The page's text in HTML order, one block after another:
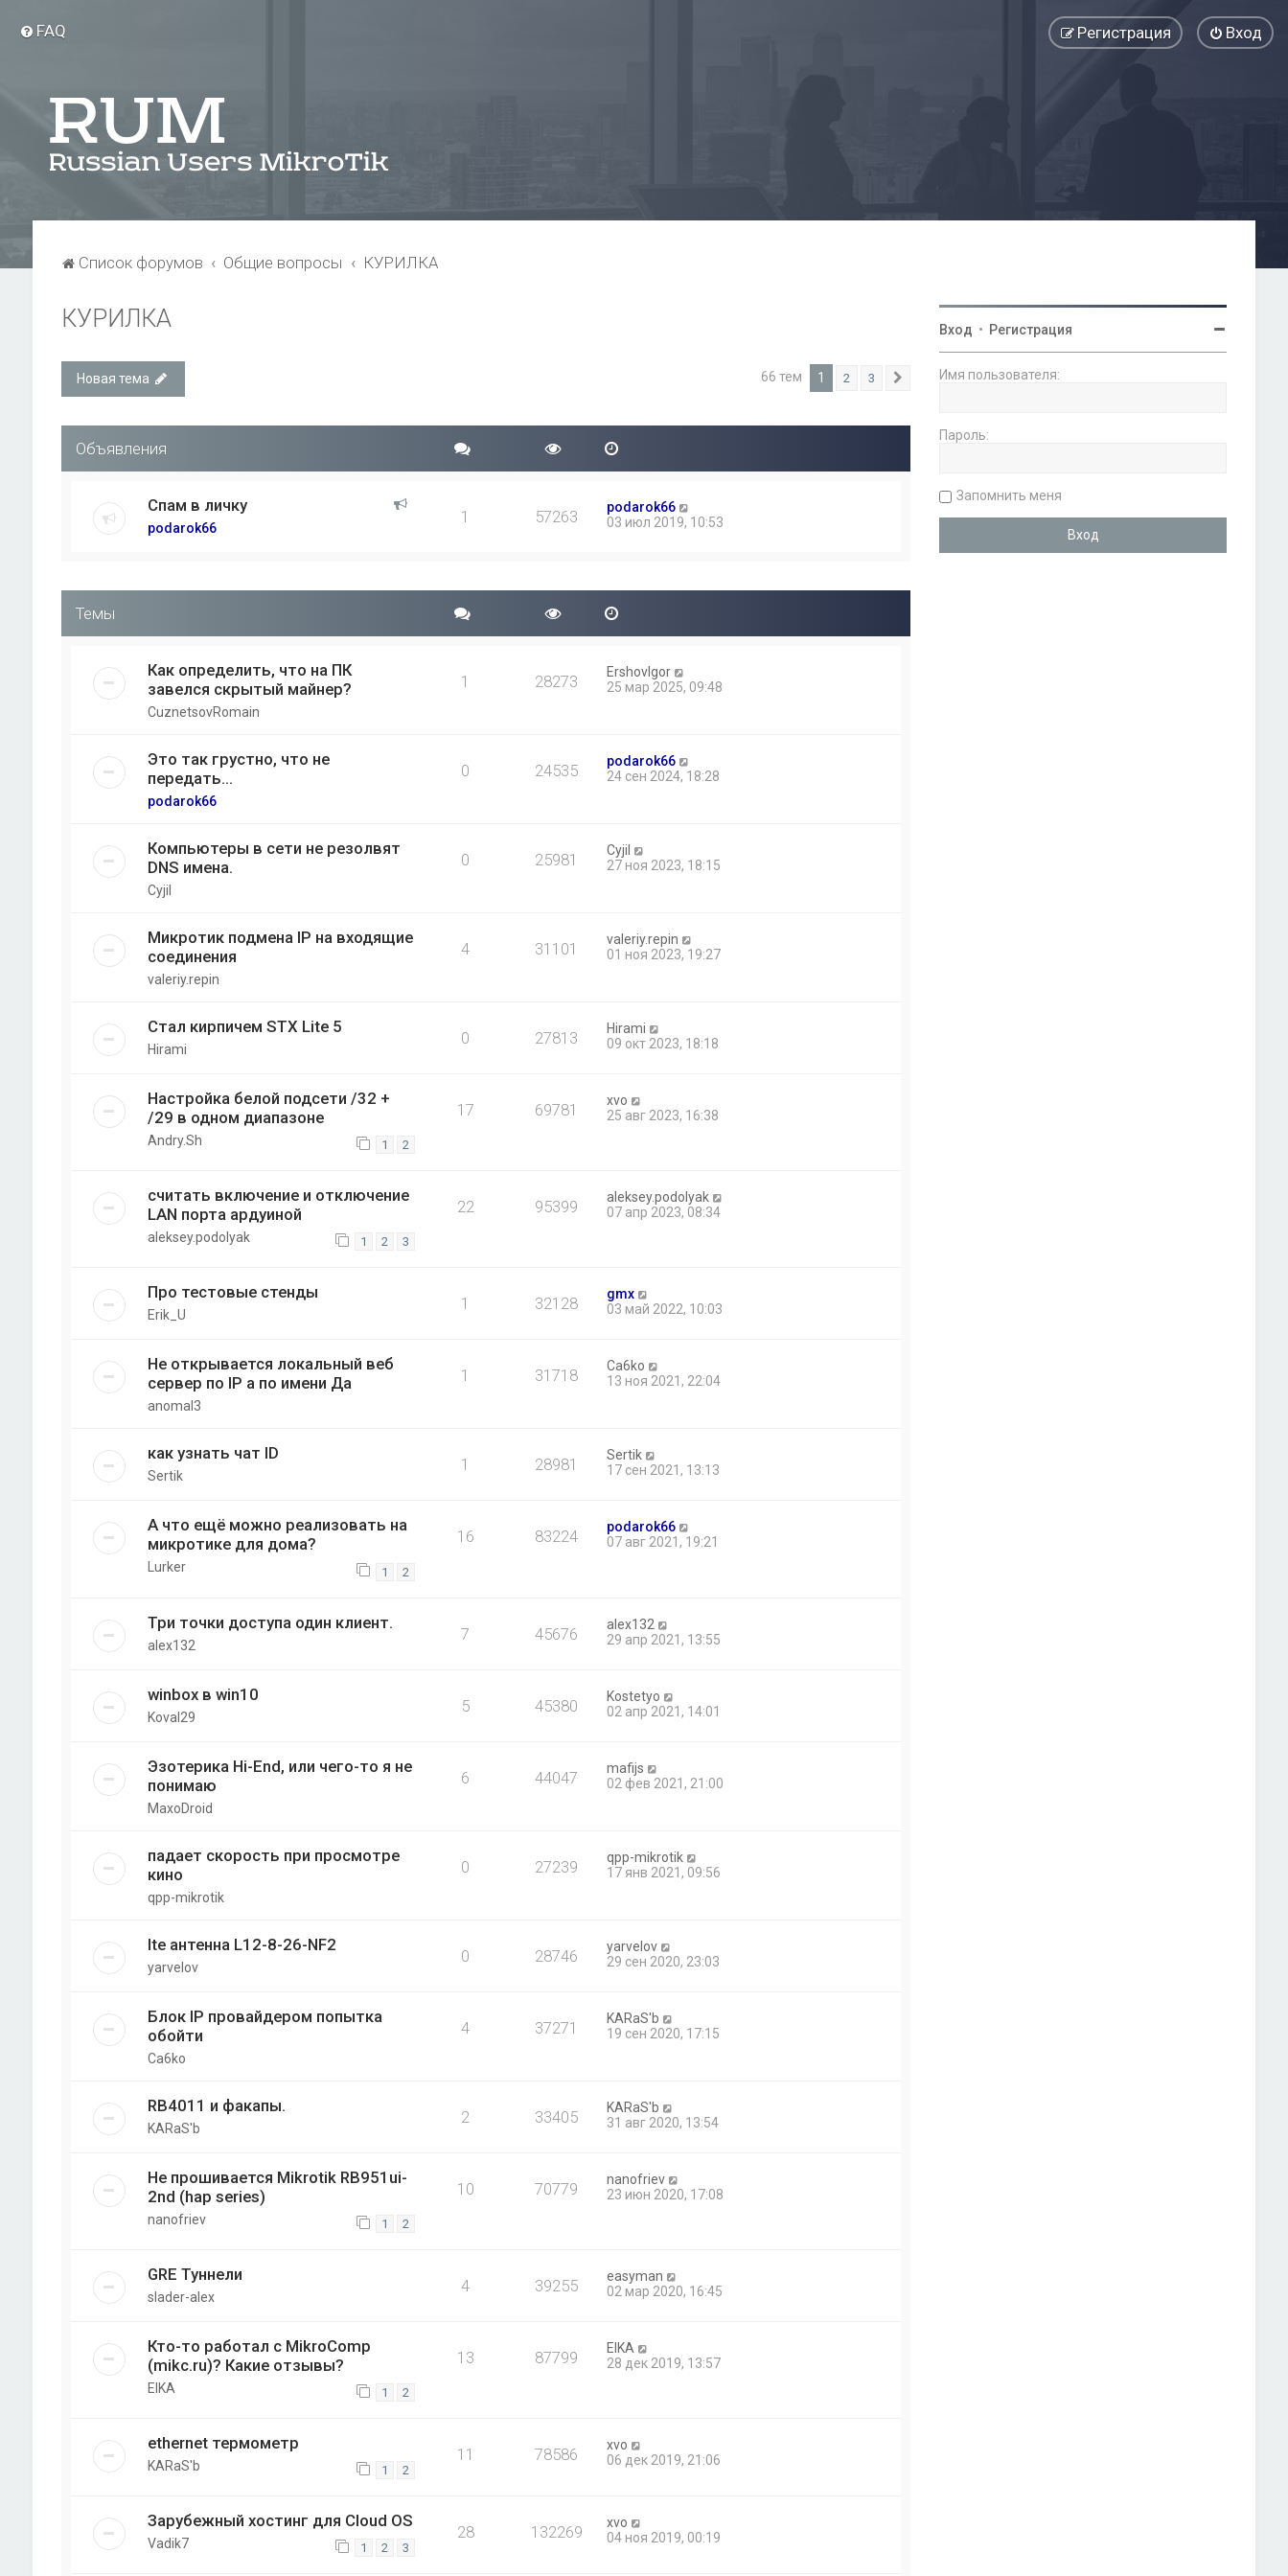
FAQ Вход
Регистрация
Список форумов Общие вопросы КУРИЛКА
КУРИЛКА
Новая тема 66 тем 1 2 3 След.
Объявления
Спам в личку
podarok66
1 57263
podarok66
03 июл 2019, 10:53
Темы
Как определить, что на ПК
завелся скрытый майнер?
CuznetsovRomain
1 28273
ErshovIgor
25 мар 2025, 09:48
Это так грустно, что не
передать...
podarok66
0 24535
podarok66
24 сен 2024, 18:28
Компьютеры в сети не резолвят
DNS имена.
Cyjil
0 25981
Cyjil
27 ноя 2023, 18:15
Микротик подмена IP на входящие
соединения
valeriy.repin
4 31101
valeriy.repin
01 ноя 2023, 19:27
Стал кирпичем STX Lite 5
Hirami
0 27813
Hirami
09 окт 2023, 18:18
Настройка белой подсети /32 +
/29 в одном диапазоне
Andry.Sh 1 2
17 69781
xvo
25 авг 2023, 16:38
считать включение и отключение
LAN порта ардуиной
aleksey.podolyak 1 2 3
22 95399
aleksey.podolyak
07 апр 2023, 08:34
Про тестовые стенды
Erik_U
1 32128
gmx
03 май 2022, 10:03
Не открывается локальный веб
сервер по IP а по имени Да
anomal3
1 31718
Ca6ko
13 ноя 2021, 22:04
как узнать чат ID
Sertik
1 28981
Sertik
17 сен 2021, 13:13
А что ещё можно реализовать на
микротике для дома?
Lurker 1 2
16 83224
podarok66
07 авг 2021, 19:21
Три точки доступа один клиент.
alex132
7 45676
alex132
29 апр 2021, 13:55
winbox в win10
Koval29
5 45380
Kostetyo
02 апр 2021, 14:01
Эзотерика Hi-End, или чего-то я не
понимаю
MaxoDroid
6 44047
mafijs
02 фев 2021, 21:00
падает скорость при просмотре
кино
qpp-mikrotik
0 27239
qpp-mikrotik
17 янв 2021, 09:56
lte антенна L12-8-26-NF2
yarvelov
0 28746
yarvelov
29 сен 2020, 23:03
Блок IP провайдером попытка
обойти
Ca6ko
4 37271
KARaS'b
19 сен 2020, 17:15
RB4011 и факапы.
KARaS'b
2 33405
KARaS'b
31 авг 2020, 13:54
Не прошивается Mikrotik RB951ui-
2nd (hap series)
nanofriev 1 2
10 70779
nanofriev
23 июн 2020, 17:08
GRE Туннели
slader-alex
4 39255
easyman
02 мар 2020, 16:45
Кто-то работал с MikroComp
(mikc.ru)? Какие отзывы?
EIKA 1 2
13 87799
EIKA
28 дек 2019, 13:57
ethernet термометр
KARaS'b 1 2
11 78586
xvo
06 дек 2019, 21:06
Зарубежный хостинг для Cloud OS
Vadik7 1 2 3
28 132269
xvo
04 ноя 2019, 00:19
Вход • Регистрация
Имя пользователя:
Пароль:
Запомнить меня